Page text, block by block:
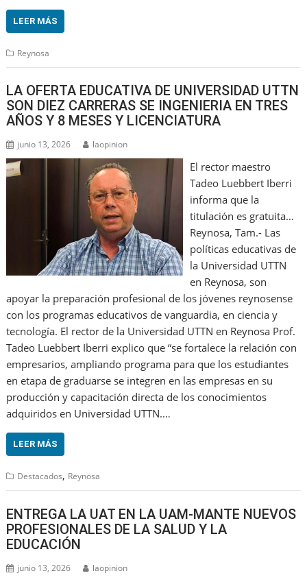
LEER MÁS
Reynosa
LA OFERTA EDUCATIVA DE UNIVERSIDAD UTTN
SON DIEZ CARRERAS SE INGENIERIA EN TRES
AÑOS Y 8 MESES Y LICENCIATURA
junio 13, 2026 laopinion
El rector maestro
Tadeo Luebbert Iberri
informa que la
titulación es gratuita…
Reynosa, Tam.- Las
políticas educativas de
la Universidad UTTN
en Reynosa, son
apoyar la preparación profesional de los jóvenes reynosense
con los programas educativos de vanguardia, en ciencia y
tecnología. El rector de la Universidad UTTN en Reynosa Prof.
Tadeo Luebbert Iberri explico que “se fortalece la relación con
empresarios, ampliando programa para que los estudiantes
en etapa de graduarse se integren en las empresas en su
producción y capacitación directa de los conocimientos
adquiridos en Universidad UTTN.…
LEER MÁS
Destacados, Reynosa
ENTREGA LA UAT EN LA UAM-MANTE NUEVOS
PROFESIONALES DE LA SALUD Y LA
EDUCACIÓN
junio 13, 2026 laopinion